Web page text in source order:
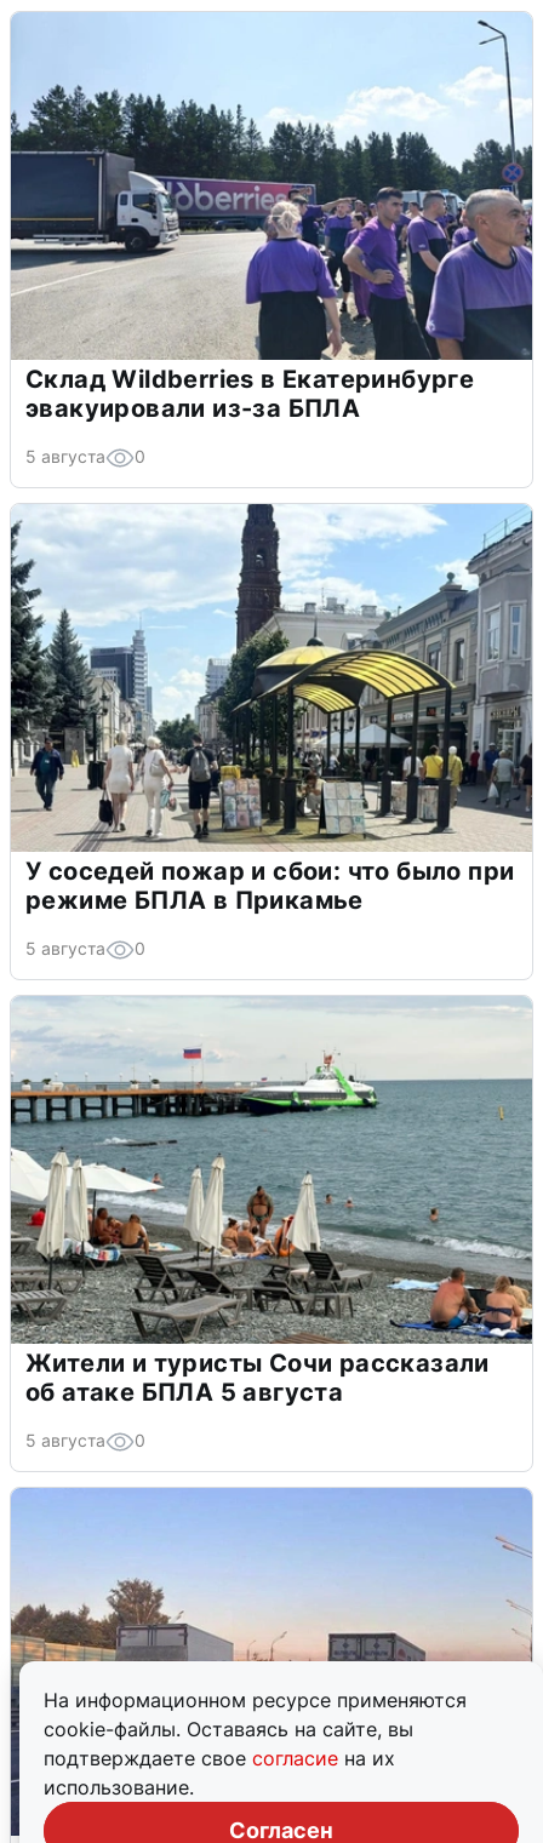
На информационном ресурсе применяются
cookie-файлы. Оставаясь на сайте, вы
подтверждаете свое согласие на их
использование.
Согласен
Склад Wildberries в Екатеринбурге
эвакуировали из-за БПЛА
5 августа 0
У соседей пожар и сбои: что было при
режиме БПЛА в Прикамье
5 августа 0
Жители и туристы Сочи рассказали
об атаке БПЛА 5 августа
5 августа 0